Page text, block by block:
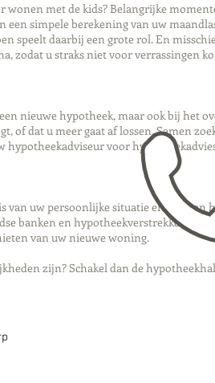
wonen met de kids? Belangrijke
een simpele berekening van uw
speelt daarbij een grote rol. En
zodat u straks niet voor verrassingen
nieuwe hypotheek, maar ook bij het
of dat u meer gaat af lossen. Samen
voor
uw persoonlijke situatie en wensen
banken en hypotheekverstrekkers, en
van uw nieuwe woning.
zijn? Schakel dan de